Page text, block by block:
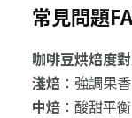
常見問題
咖啡豆烘焙度
淺焙：強調果
中焙：酸甜平